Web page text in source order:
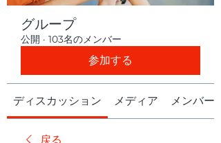
グループ
公開 · 103名のメンバー
参加する
ディスカッション メディア メンバー
戻る